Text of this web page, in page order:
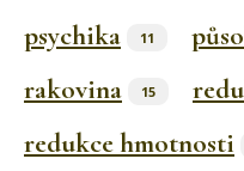
psychika 11
rakovina 15
redukce hmotnosti